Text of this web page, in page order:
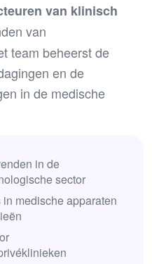
van klinisch
van
team beheerst de
en de
in de medische
in de
sector
medische apparaten